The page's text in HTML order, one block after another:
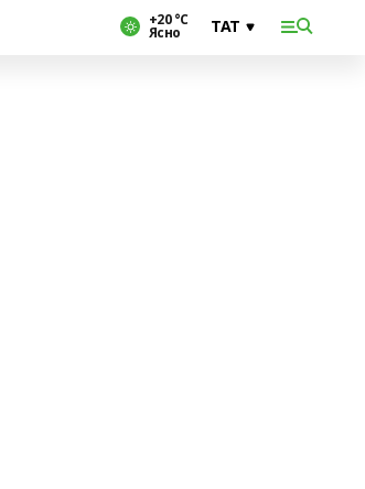
+20 °С
Ясно